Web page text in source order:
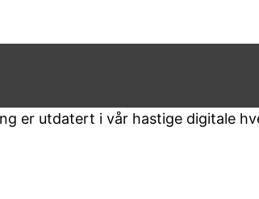
er utdatert i vår hastige digitale